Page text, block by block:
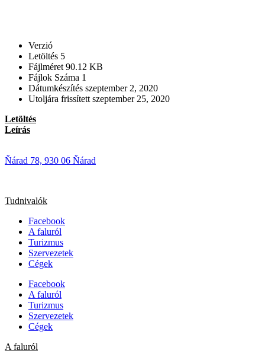
Verzió
Letöltés 5
Fájlméret 90.12 KB
Fájlok Száma 1
Dátumkészítés szeptember 2, 2020
Utoljára frissített szeptember 25, 2020
Letöltés
Leírás
Ňárad 78, 930 06 Ňárad
Tudnivalók
Facebook
A faluról
Turizmus
Szervezetek
Cégek
Facebook
A faluról
Turizmus
Szervezetek
Cégek
A faluról